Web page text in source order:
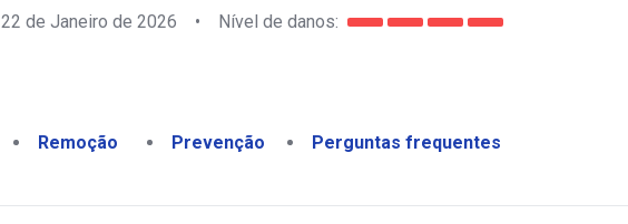
22 de Janeiro de 2026 • Nível de danos:
Remoção Prevenção Perguntas frequentes